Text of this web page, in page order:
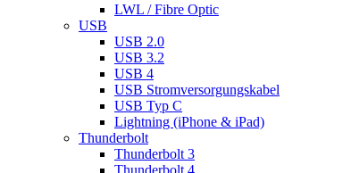
LWL / Fibre Optic
USB
USB 2.0
USB 3.2
USB 4
USB Stromversorgungskabel
USB Typ C
Lightning (iPhone & iPad)
Thunderbolt
Thunderbolt 3
Thunderbolt 4